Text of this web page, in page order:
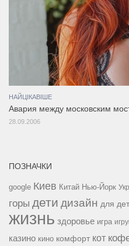
НАЙЦІКАВІШЕ
Авария между московским
28.09.2006
ПОЗНАЧКИ
google Киев Китай Нью-Йорк
горы дети дизайн для
жизнь здоровье игра
казино кино комфорт кот